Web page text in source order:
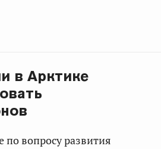
в Арктике
по вопросу развития